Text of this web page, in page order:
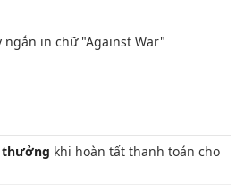
in chữ "Against War"
thưởng khi hoàn tất thanh toán cho